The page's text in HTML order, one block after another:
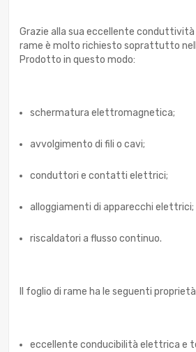
Grazie alla sua eccellente
rame è molto richiesto soprattutto
Prodotto in questo modo:
schermatura elettromagnetica;
avvolgimento di fili o cavi;
conduttori e contatti elettrici;
alloggiamenti di apparecchi elettrici;
riscaldatori a flusso continuo.
Il foglio di rame ha le seguenti proprietà
eccellente conducibilità elettrica e